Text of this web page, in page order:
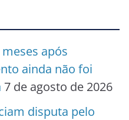
após
ainda não foi
7 de agosto de 2026
disputa pelo